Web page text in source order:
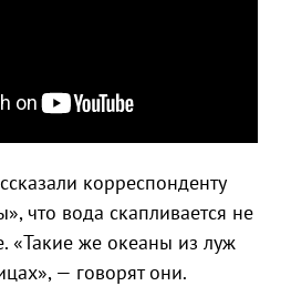
корреспонденту
что вода скапливается не
«Такие же океаны из луж
— говорят они.